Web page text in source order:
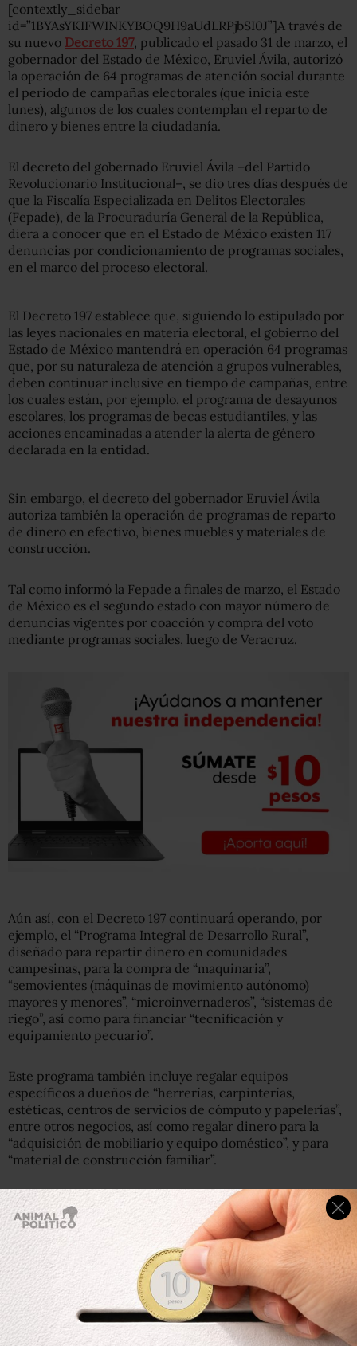
[contextly_sidebar
id=”1BYAsYKIFWINKYBOQ9H9aUdLRPjbSI0J”]A través de
su nuevo Decreto 197, publicado el pasado 31 de marzo, el
gobernador del Estado de México, Eruviel Ávila, autorizó
la operación de 64 programas de atención social durante
el periodo de campañas electorales (que inicia este
lunes), algunos de los cuales contemplan el reparto de
dinero y bienes entre la ciudadanía.
El decreto del gobernado Eruviel Ávila –del Partido
Revolucionario Institucional–, se dio tres días después de
que la Fiscalía Especializada en Delitos Electorales
(Fepade), de la Procuraduría General de la República,
diera a conocer que en el Estado de México existen 117
denuncias por condicionamiento de programas sociales,
en el marco del proceso electoral.
El Decreto 197 establece que, siguiendo lo estipulado por
las leyes nacionales en materia electoral, el gobierno del
Estado de México mantendrá en operación 64 programas
que, por su naturaleza de atención a grupos vulnerables,
deben continuar inclusive en tiempo de campañas, entre
los cuales están, por ejemplo, el programa de desayunos
escolares, los programas de becas estudiantiles, y las
acciones encaminadas a atender la alerta de género
declarada en la entidad.
Sin embargo, el decreto del gobernador Eruviel Ávila
autoriza también la operación de programas de reparto
de dinero en efectivo, bienes muebles y materiales de
construcción.
Tal como informó la Fepade a finales de marzo, el Estado
de México es el segundo estado con mayor número de
denuncias vigentes por coacción y compra del voto
mediante programas sociales, luego de Veracruz.
Aún así, con el Decreto 197 continuará operando, por
ejemplo, el “Programa Integral de Desarrollo Rural”,
diseñado para repartir dinero en comunidades
campesinas, para la compra de “maquinaria”,
“semovientes (máquinas de movimiento autónomo)
mayores y menores”, “microinvernaderos”, “sistemas de
riego”, así como para financiar “tecnificación y
equipamiento pecuario”.
Este programa también incluye regalar equipos
específicos a dueños de “herrerías, carpinterías,
estéticas, centros de servicios de cómputo y papelerías”,
entre otros negocios, así como regalar dinero para la
“adquisición de mobiliario y equipo doméstico”, y para
“material de construcción familiar”.
Entre el equipo y mobiliario doméstico que el gobernador
se autorizó repartir se encuentran artículos como,
tinacos, juegos de baño, cemento, varillas, estufas de gas
convencional, “estufas solares”, “calentadores solares”,
“sistemas solares de bombeo”, “equipos para la
potabilización de agua”, “luminarias a base de fotoceldas”,
lo mismo que paquetes de ocho “pollas de postura” y dos
gallos; despensas integradas “por cuando menos siete
productos”; así como paquetes de “dos kilogramos de